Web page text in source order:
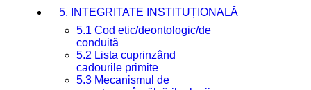
5. INTEGRITATE INSTITUȚIONALĂ
5.1 Cod etic/deontologic/de
conduită
5.2 Lista cuprinzând
cadourile primite
5.3 Mecanismul de